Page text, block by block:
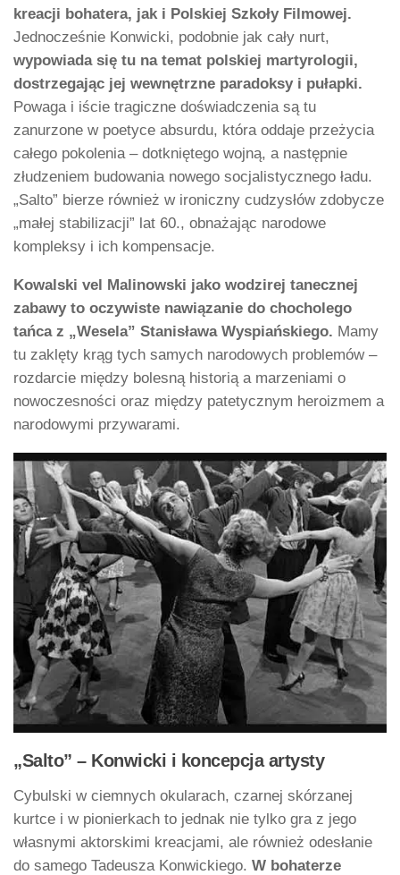
kreacji bohatera, jak i Polskiej Szkoły Filmowej.
Jednocześnie Konwicki, podobnie jak cały nurt,
wypowiada się tu na temat polskiej martyrologii,
dostrzegając jej wewnętrzne paradoksy i pułapki.
Powaga i iście tragiczne doświadczenia są tu
zanurzone w poetyce absurdu, która oddaje przeżycia
całego pokolenia – dotkniętego wojną, a następnie
złudzeniem budowania nowego socjalistycznego ładu.
„Salto” bierze również w ironiczny cudzysłów zdobycze
„małej stabilizacji” lat 60., obnażając narodowe
kompleksy i ich kompensacje.
Kowalski vel Malinowski jako wodzirej tanecznej
zabawy to oczywiste nawiązanie do chocholego
tańca z „Wesela” Stanisława Wyspiańskiego. Mamy
tu zaklęty krąg tych samych narodowych problemów –
rozdarcie między bolesną historią a marzeniami o
nowoczesności oraz między patetycznym heroizmem a
narodowymi przywarami.
„Salto” – Konwicki i koncepcja artysty
Cybulski w ciemnych okularach, czarnej skórzanej
kurtce i w pionierkach to jednak nie tylko gra z jego
własnymi aktorskimi kreacjami, ale również odesłanie
do samego Tadeusza Konwickiego. W bohaterze